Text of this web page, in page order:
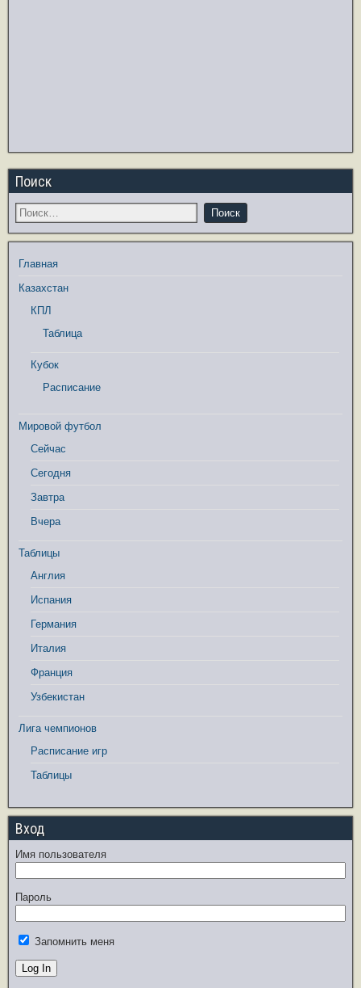
Поиск
Главная
Казахстан
КПЛ
Таблица
Кубок
Расписание
Мировой футбол
Сейчас
Сегодня
Завтра
Вчера
Таблицы
Англия
Испания
Германия
Италия
Франция
Узбекистан
Лига чемпионов
Расписание игр
Таблицы
Вход
Имя пользователя
Пароль
Запомнить меня